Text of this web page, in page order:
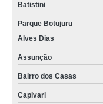
Batistini
Parque Botujuru
Alves Dias
Assunção
Bairro dos Casas
Capivari